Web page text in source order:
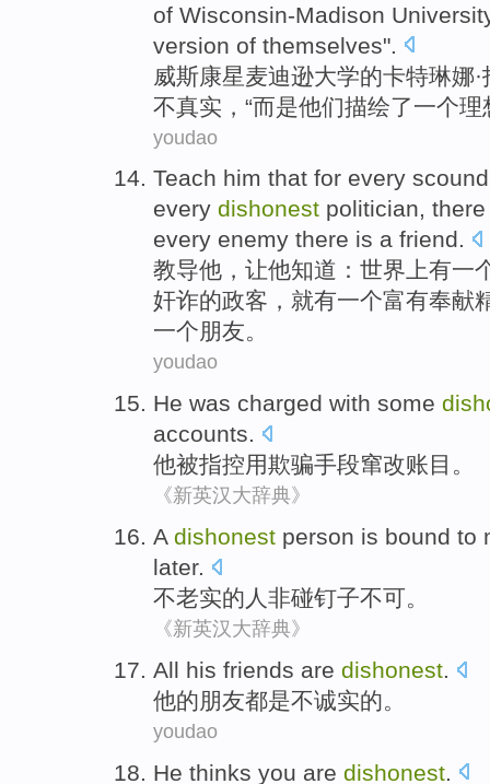
of Wisconsin-Madison
version of themselves".
威斯康星麦迪逊大学的卡特琳娜·
不真实，“而是他们描绘了一个理
youdao
Teach him that for every
every dishonest politician,
every enemy there is a friend.
教导他 ， 让他知道：世界上有一
奸诈的政客 ，就有一个富有奉献
一个朋友。
youdao
He was charged with some
accounts.
他被指控用欺骗手段窜改账目 。
《新英汉大辞典》
A dishonest person is bound to
later.
不老实的 人 非碰钉子不可。
《新英汉大辞典》
All his friends are dishonest.
他的朋友都是不诚实的。
youdao
He thinks you are dishonest